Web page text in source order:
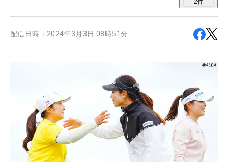
2件
配信日時： 2024年3月3日 08時51分